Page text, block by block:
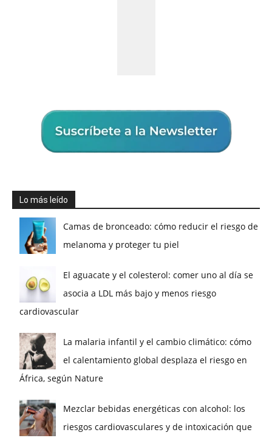
Lo más leído
Camas de bronceado: cómo reducir el riesgo de
melanoma y proteger tu piel
El aguacate y el colesterol: comer uno al día se
asocia a LDL más bajo y menos riesgo
cardiovascular
La malaria infantil y el cambio climático: cómo
el calentamiento global desplaza el riesgo en
África, según Nature
Mezclar bebidas energéticas con alcohol: los
riesgos cardiovasculares y de intoxicación que